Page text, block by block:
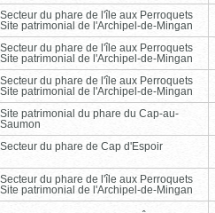
Secteur du phare de l'île aux Perroquets
Site patrimonial de l'Archipel-de-Mingan
Secteur du phare de l'île aux Perroquets
Site patrimonial de l'Archipel-de-Mingan
Secteur du phare de l'île aux Perroquets
Site patrimonial de l'Archipel-de-Mingan
Site patrimonial du phare du Cap-au-
Saumon
Secteur du phare de Cap d'Espoir
Secteur du phare de l'île aux Perroquets
Site patrimonial de l'Archipel-de-Mingan